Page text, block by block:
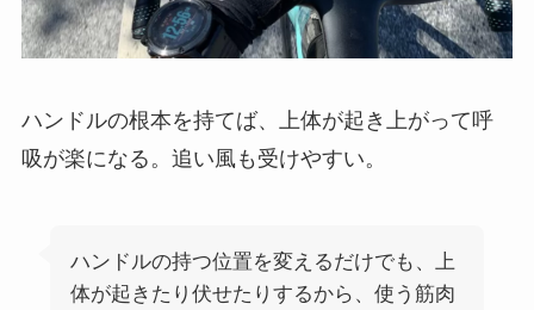
ハンドルの根本を持てば、上体が起き上がって呼
吸が楽になる。追い風も受けやすい。
ハンドルの持つ位置を変えるだけでも、上
体が起きたり伏せたりするから、使う筋肉